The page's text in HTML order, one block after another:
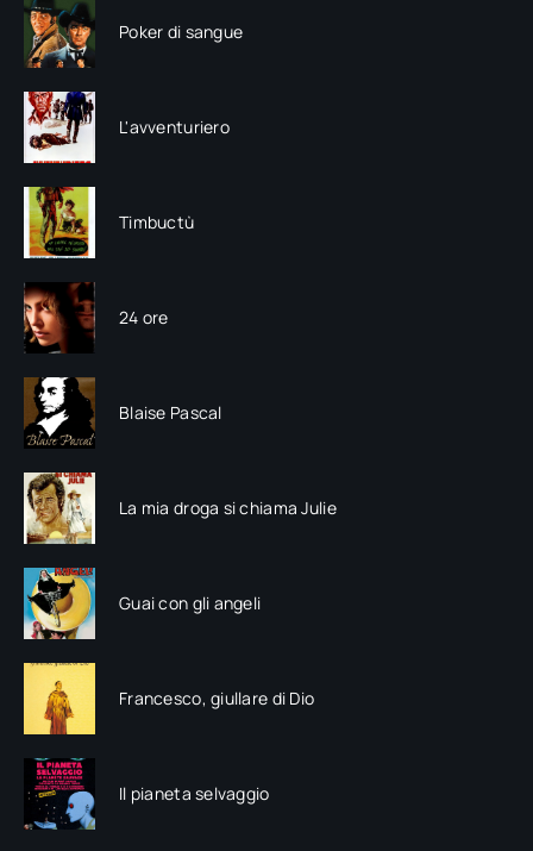
Poker di sangue
L'avventuriero
Timbuctù
24 ore
Blaise Pascal
La mia droga si chiama Julie
Guai con gli angeli
Francesco, giullare di Dio
Il pianeta selvaggio